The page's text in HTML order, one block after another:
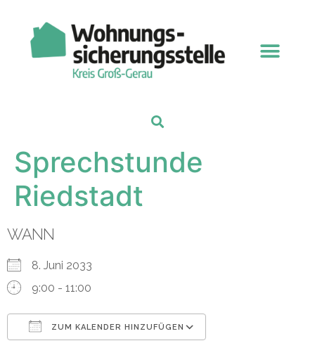
Sprechstunde
Riedstadt
WANN
8. Juni 2033
9:00 - 11:00
ZUM KALENDER HINZUFÜGEN